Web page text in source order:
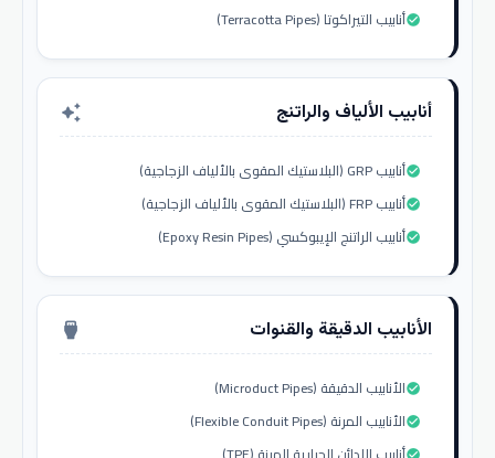
أنابيب التيراكوتا (Terracotta Pipes)check_circle
أنابيب الألياف والراتنج auto_awesome
أنابيب GRP (البلاستيك المقوى بالألياف الزجاجية)check_circle
أنابيب FRP (البلاستيك المقوى بالألياف الزجاجية)check_circle
أنابيب الراتنج الإيبوكسي (Epoxy Resin Pipes)check_circle
الأنابيب الدقيقة والقنوات settings_input_hdmi
الأنابيب الدقيقة (Microduct Pipes)check_circle
الأنابيب المرنة (Flexible Conduit Pipes)check_circle
check_circle